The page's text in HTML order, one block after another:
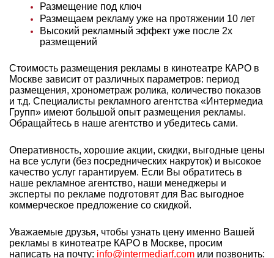
Размещение под ключ
Размещаем рекламу уже на протяжении 10 лет
Высокий рекламный эффект уже после 2х
размещений
Стоимость размещения рекламы в кинотеатре КАРО в
Москве зависит от различных параметров: период
размещения, хронометраж ролика, количество показов
и т.д. Специалисты рекламного агентства «Интермедиа
Групп» имеют большой опыт размещения рекламы.
Обращайтесь в наше агентство и убедитесь сами.
Оперативность, хорошие акции, скидки, выгодные цены
на все услуги (без посреднических накруток) и высокое
качество услуг гарантируем. Если Вы обратитесь в
наше рекламное агентство, наши менеджеры и
эксперты по рекламе подготовят для Вас выгодное
коммерческое предложение со скидкой.
Уважаемые друзья, чтобы узнать цену именно Вашей
рекламы в кинотеатре КАРО в Москве, просим
написать на почту: info@intermediarf.com или позвонить: